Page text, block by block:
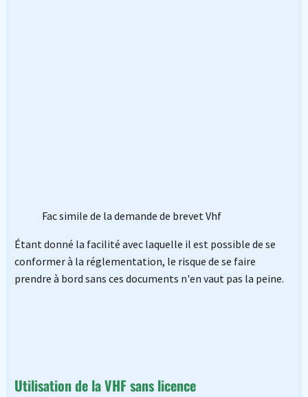
Fac simile de la demande de brevet Vhf
Étant donné la facilité avec laquelle il est possible de se
conformer à la réglementation, le risque de se faire
prendre à bord sans ces documents n'en vaut pas la peine.
Utilisation de la VHF sans licence